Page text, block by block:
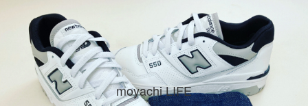
moyachi LIFE